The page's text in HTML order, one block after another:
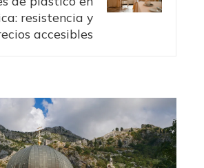
resistencia y
accesibles